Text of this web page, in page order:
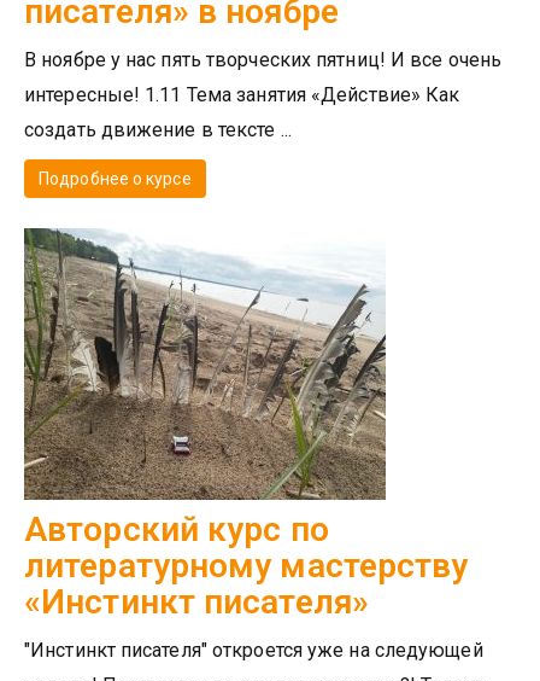
писателя» в ноябре
В ноябре у нас пять творческих пятниц! И все очень
интересные! 1.11 Тема занятия «Действие» Как
создать движение в тексте ...
Подробнее о курсе
Авторский курс по
литературному мастерству
«Инстинкт писателя»
"Инстинкт писателя" откроется уже на следующей